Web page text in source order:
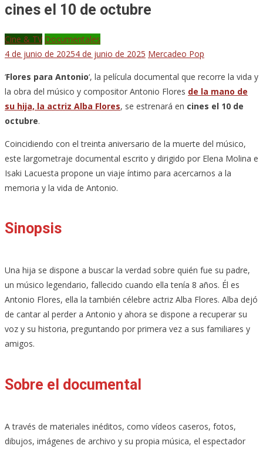
cines el 10 de octubre
Cine & TV Documentales
4 de junio de 20254 de junio de 2025 Mercadeo Pop
‘Flores para Antonio‘, la película documental que recorre la vida y
la obra del músico y compositor Antonio Flores de la mano de
su hija, la actriz Alba Flores, se estrenará en cines el 10 de
octubre.
Coincidiendo con el treinta aniversario de la muerte del músico,
este largometraje documental escrito y dirigido por Elena Molina e
Isaki Lacuesta propone un viaje íntimo para acercarnos a la
memoria y la vida de Antonio.
Sinopsis
Una hija se dispone a buscar la verdad sobre quién fue su padre,
un músico legendario, fallecido cuando ella tenía 8 años. Él es
Antonio Flores, ella la también célebre actriz Alba Flores. Alba dejó
de cantar al perder a Antonio y ahora se dispone a recuperar su
voz y su historia, preguntando por primera vez a sus familiares y
amigos.
Sobre el documental
A través de materiales inéditos, como vídeos caseros, fotos,
dibujos, imágenes de archivo y su propia música, el espectador